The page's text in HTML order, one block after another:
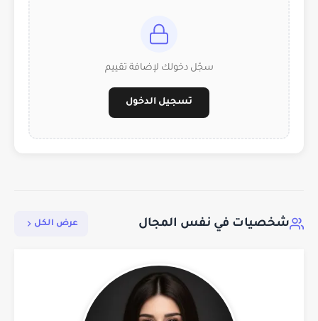
سجّل دخولك لإضافة تقييم
تسجيل الدخول
شخصيات في نفس المجال عرض الكل